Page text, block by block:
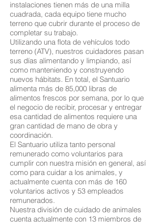
instalaciones tienen más de una milla
cuadrada, cada equipo tiene mucho
terreno que cubrir durante el proceso de
completar su trabajo.
Utilizando una flota de vehículos todo
terreno (ATV), nuestros cuidadores pasan
sus días alimentando y limpiando, así
como manteniendo y construyendo
nuevos hábitats. En total, el Santuario
alimenta más de 85,000 libras de
alimentos frescos por semana, por lo que
el negocio de recibir, procesar y entregar
esa cantidad de alimentos requiere una
gran cantidad de mano de obra y
coordinación.
El Santuario utiliza tanto personal
remunerado como voluntarios para
cumplir con nuestra misión en general, así
como para cuidar a los animales, y
actualmente cuenta con más de 160
voluntarios activos y 53 empleados
remunerados.
Nuestra división de cuidado de animales
cuenta actualmente con 13 miembros de